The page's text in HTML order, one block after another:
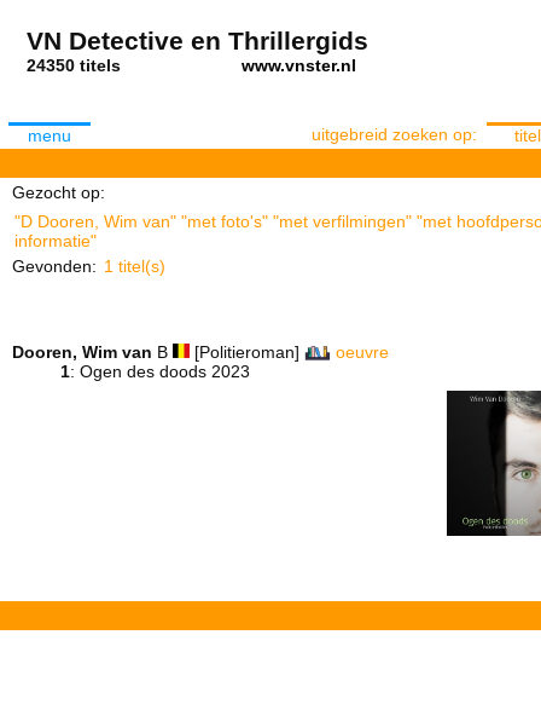
VN Detective en Thrillergids
24350 titels www.vnster.nl
menu uitgebreid zoeken op: titel
Gezocht op:
"D Dooren, Wim van" "met foto's" "met verfilmingen" "met
informatie"
Gevonden: 1 titel(s)
Dooren, Wim van B [Politieroman]
oeuvre
1: Ogen des doods 2023